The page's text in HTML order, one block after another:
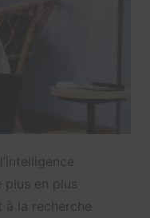
en plus
à la recherche